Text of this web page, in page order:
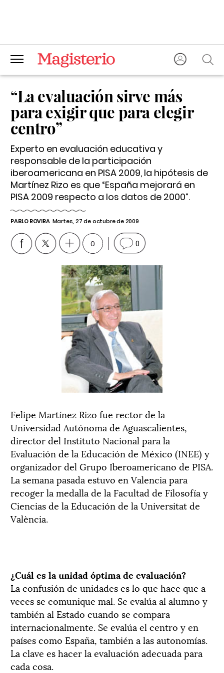
“La evaluación sirve más
para exigir que para elegir
centro”
Experto en evaluación educativa y
responsable de la participación
iberoamericana en PISA 2009, la hipótesis de
Martínez Rizo es que “España mejorará en
PISA 2009 respecto a los datos de 2000”.
PABLO ROVIRA Martes, 27 de octubre de 2009
0 0
Felipe Martínez Rizo fue rector de la
Universidad Autónoma de Aguascalientes,
director del Instituto Nacional para la
Evaluación de la Educación de México (INEE) y
organizador del Grupo Iberoamericano de PISA.
La semana pasada estuvo en Valencia para
recoger la medalla de la Facultad de Filosofía y
Ciencias de la Educación de la Universitat de
València.
¿Cuál es la unidad óptima de evaluación?
La confusión de unidades es lo que hace que a
veces se comunique mal. Se evalúa al alumno y
también al Estado cuando se compara
internacionalmente. Se evalúa el centro y en
países como España, también a las autonomías.
La clave es hacer la evaluación adecuada para
cada cosa.